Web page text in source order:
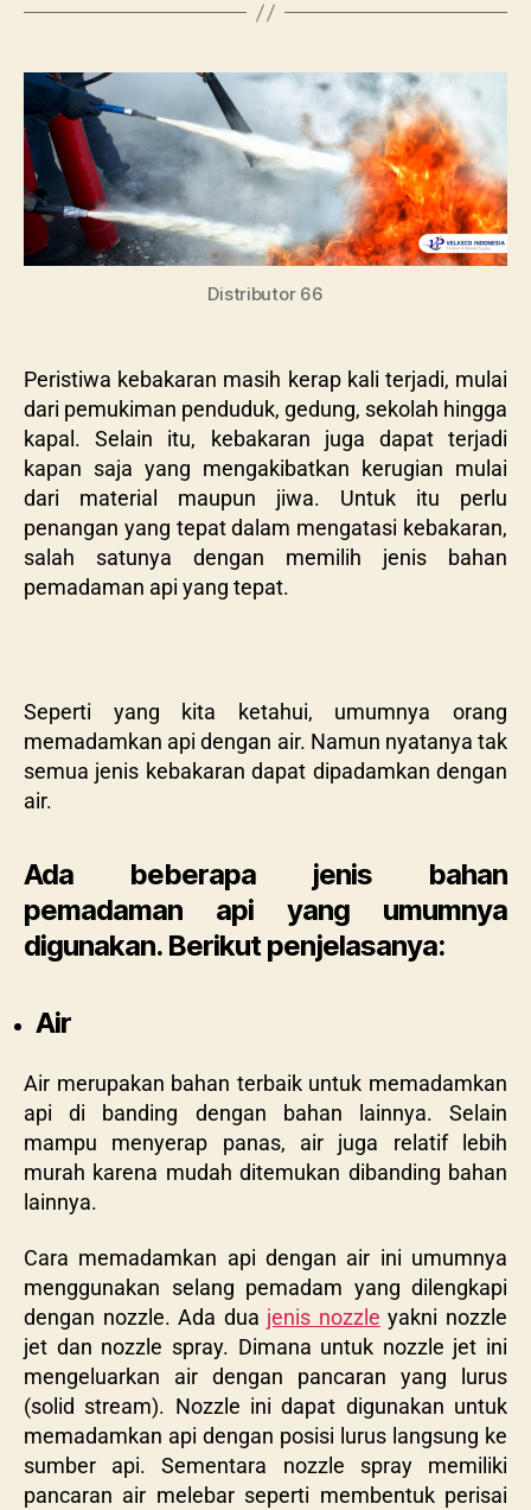
Distributor 66
Peristiwa kebakaran masih kerap kali terjadi, mulai
dari pemukiman penduduk, gedung, sekolah hingga
kapal. Selain itu, kebakaran juga dapat terjadi
kapan saja yang mengakibatkan kerugian mulai
dari material maupun jiwa. Untuk itu perlu
penangan yang tepat dalam mengatasi kebakaran,
salah satunya dengan memilih jenis bahan
pemadaman api yang tepat.
Seperti yang kita ketahui, umumnya orang
memadamkan api dengan air. Namun nyatanya tak
semua jenis kebakaran dapat dipadamkan dengan
air.
Ada beberapa jenis bahan
pemadaman api yang umumnya
digunakan. Berikut penjelasanya:
Air
Air merupakan bahan terbaik untuk memadamkan
api di banding dengan bahan lainnya. Selain
mampu menyerap panas, air juga relatif lebih
murah karena mudah ditemukan dibanding bahan
lainnya.
Cara memadamkan api dengan air ini umumnya
menggunakan selang pemadam yang dilengkapi
dengan nozzle. Ada dua jenis nozzle yakni nozzle
jet dan nozzle spray. Dimana untuk nozzle jet ini
mengeluarkan air dengan pancaran yang lurus
(solid stream). Nozzle ini dapat digunakan untuk
memadamkan api dengan posisi lurus langsung ke
sumber api. Sementara nozzle spray memiliki
pancaran air melebar seperti membentuk perisai